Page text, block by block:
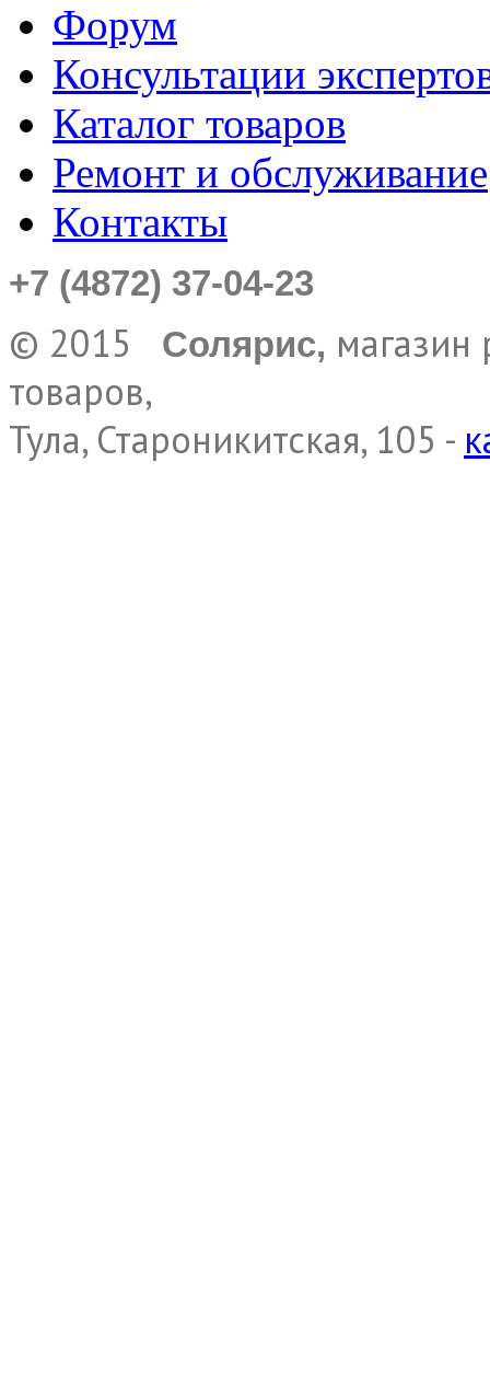
Форум
Консультации
Каталог товаров
Ремонт и обслуживание
Контакты
+7 (4872) 37-04-23
© 2015 Солярис, магазин
товаров,
Тула, Староникитская, 105 -